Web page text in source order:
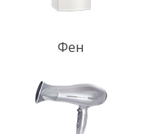
Фен